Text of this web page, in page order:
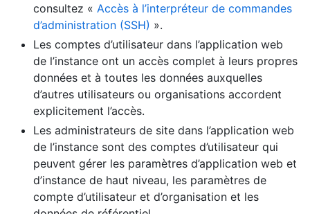
consultez « Accès à l’interpréteur de commandes
d’administration (SSH) ».
Les comptes d’utilisateur dans l’application web
de l’instance ont un accès complet à leurs propres
données et à toutes les données auxquelles
d’autres utilisateurs ou organisations accordent
explicitement l’accès.
Les administrateurs de site dans l’application web
de l’instance sont des comptes d’utilisateur qui
peuvent gérer les paramètres d’application web et
d’instance de haut niveau, les paramètres de
compte d’utilisateur et d’organisation et les